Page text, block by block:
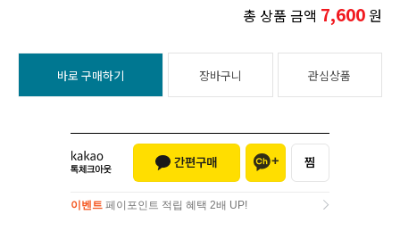
총 상품 금액 7,600원
바로 구매하기 장바구니 관심상품
이벤트 페이포인트 적립 혜택 2배 UP!